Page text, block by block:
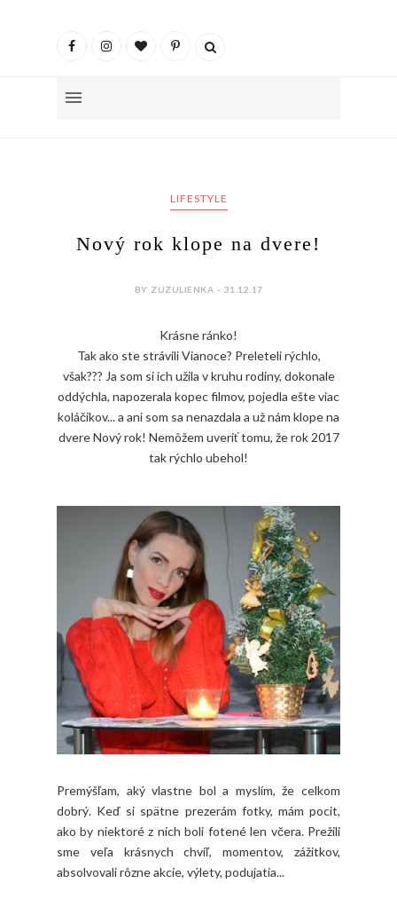
LIFESTYLE
Nový rok klope na dvere!
BY ZUZULIENKA - 31.12.17
Krásne ránko!
Tak ako ste strávili Vianoce? Preleteli rýchlo,
však??? Ja som si ich užila v kruhu rodiny, dokonale
oddýchla, napozerala kopec filmov, pojedla ešte viac
koláčikov... a ani som sa nenazdala a už nám klope na
dvere Nový rok! Nemôžem uveriť tomu, že rok 2017
tak rýchlo ubehol!
Premýšľam, aký vlastne bol a myslím, že celkom
dobrý. Keď si spätne prezerám fotky, mám pocit,
ako by niektoré z nich boli fotené len včera. Prežili
sme veľa krásnych chvíľ, momentov, zážitkov,
absolvovali rôzne akcie, výlety, podujatia...